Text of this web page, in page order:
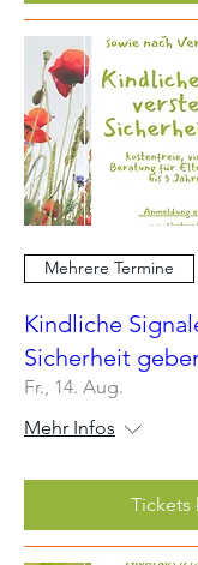
Mehrere Termine
Kindliche
Sicherheit
Fr., 14. Aug.
Mehr Infos
Tickets